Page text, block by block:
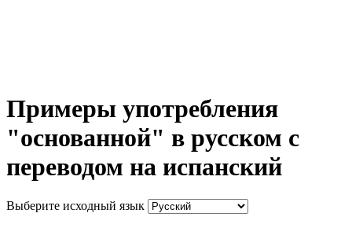
Примеры употребления
"основанной" в русском с
переводом на испанский
Выберите исходный язык